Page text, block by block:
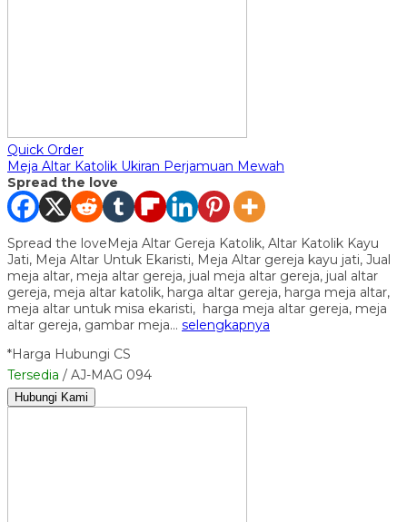
Quick Order
Meja Altar Katolik Ukiran Perjamuan Mewah
Spread the love
Spread the loveMeja Altar Gereja Katolik, Altar Katolik Kayu
Jati, Meja Altar Untuk Ekaristi, Meja Altar gereja kayu jati, Jual
meja altar, meja altar gereja, jual meja altar gereja, jual altar
gereja, meja altar katolik, harga altar gereja, harga meja altar,
meja altar untuk misa ekaristi, harga meja altar gereja, meja
altar gereja, gambar meja… selengkapnya
*Harga Hubungi CS
Tersedia / AJ-MAG 094
Hubungi Kami